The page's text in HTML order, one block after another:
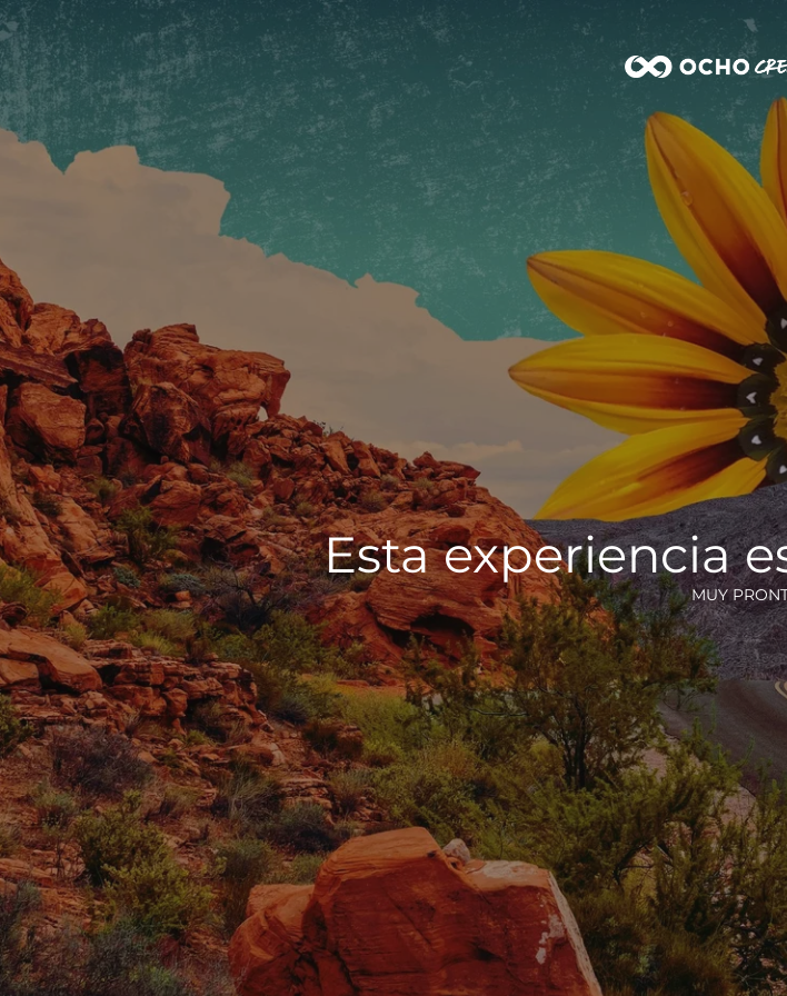
Esta experiencia
MUY